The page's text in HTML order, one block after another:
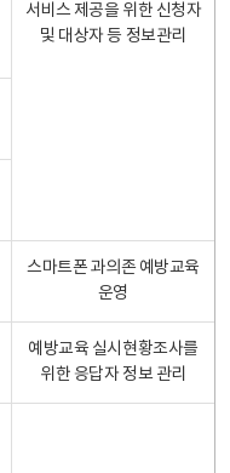
서비스 제공을 위한 신청자
및 대상자 등 정보관리
스마트폰 과의존 예방교육
운영
예방교육 실시현황조사를
위한 응답자 정보 관리